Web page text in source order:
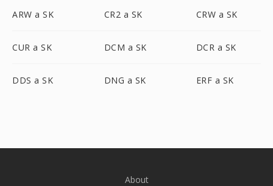
ARW a SK CR2 a SK CRW a SK
CUR a SK DCM a SK DCR a SK
DDS a SK DNG a SK ERF a SK
About